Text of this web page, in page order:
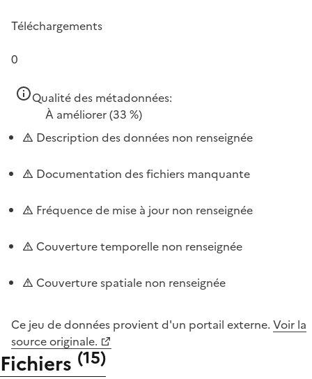
Téléchargements
0
Qualité des métadonnées:
À améliorer(33 %)
Description des données non renseignée
Documentation des fichiers manquante
Fréquence de mise à jour non renseignée
Couverture temporelle non renseignée
Couverture spatiale non renseignée
Ce jeu de données provient d'un portail externe. Voir la
source originale.
Fichiers (15)